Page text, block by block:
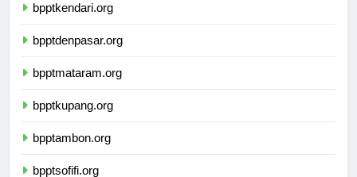
bpptkendari.org
bpptdenpasar.org
bpptmataram.org
bpptkupang.org
bpptambon.org
bpptsofifi.org